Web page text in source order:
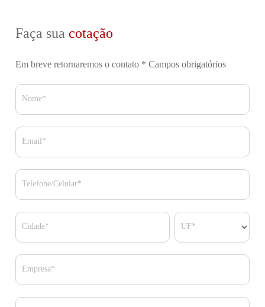
Faça sua cotação
Em breve retornaremos o contato * Campos obrigatórios
Nome*
Email*
Telefone/Celular*
Cidade* UF*
Empresa*